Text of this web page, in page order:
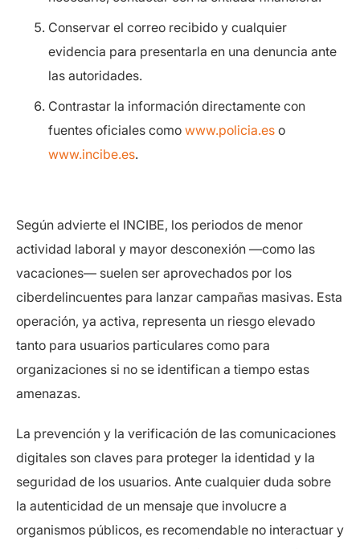
Conservar el correo recibido y cualquier
evidencia para presentarla en una denuncia ante
las autoridades.
Contrastar la información directamente con
fuentes oficiales como www.policia.es o
www.incibe.es.
Según advierte el INCIBE, los periodos de menor
actividad laboral y mayor desconexión —como las
vacaciones— suelen ser aprovechados por los
ciberdelincuentes para lanzar campañas masivas. Esta
operación, ya activa, representa un riesgo elevado
tanto para usuarios particulares como para
organizaciones si no se identifican a tiempo estas
amenazas.
La prevención y la verificación de las comunicaciones
digitales son claves para proteger la identidad y la
seguridad de los usuarios. Ante cualquier duda sobre
la autenticidad de un mensaje que involucre a
organismos públicos, es recomendable no interactuar y